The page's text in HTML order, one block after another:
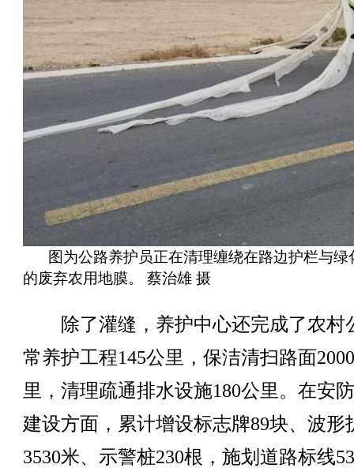
图为公路养护员正在清理缠绕在路边护栏与绿
的废弃农用地膜。 蔡治雄 摄
除了灌缝，养护中心还完成了农村
常养护工程145公里，保洁清扫路面
里，清理疏通排水设施180公里。在安
建设方面，累计增设标志牌89块、波形
3530米、示警桩230根，施划道路标线